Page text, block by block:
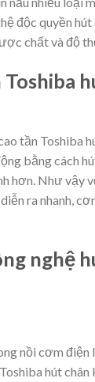
độc quyền
chất và độ
Toshiba
tần Toshiba
bằng cách
hơn. Như
ra nhanh,
nghệ
nồi cơm
hút